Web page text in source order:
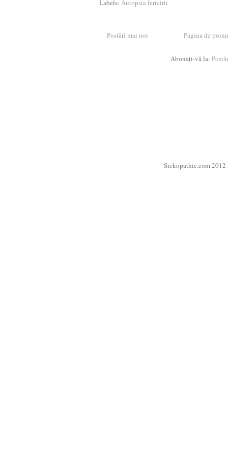
Labels: Autopsia fericirii
Postări mai noi Pagina de
Abonați-vă la:
Sickopathic.com